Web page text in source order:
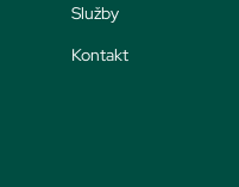
Služby
Kontakt